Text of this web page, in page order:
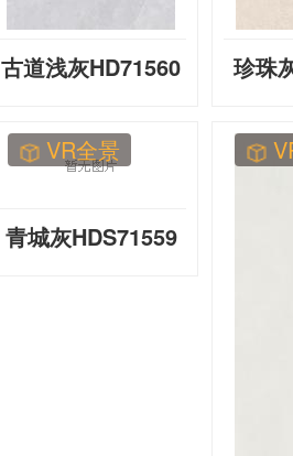
古道浅灰HD71560 珍珠
VR全景
青城灰HDS71559